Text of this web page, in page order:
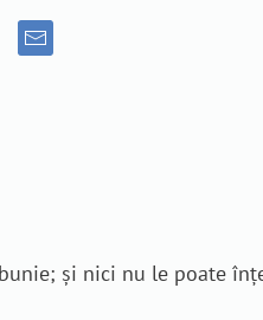
și nici nu le poate